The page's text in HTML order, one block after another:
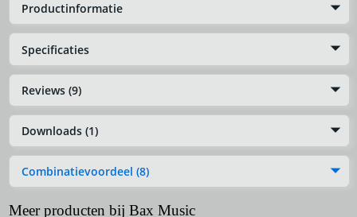
Productinformatie
Specificaties
Reviews (9)
Downloads (1)
Combinatievoordeel (8)
Meer producten bij Bax Music